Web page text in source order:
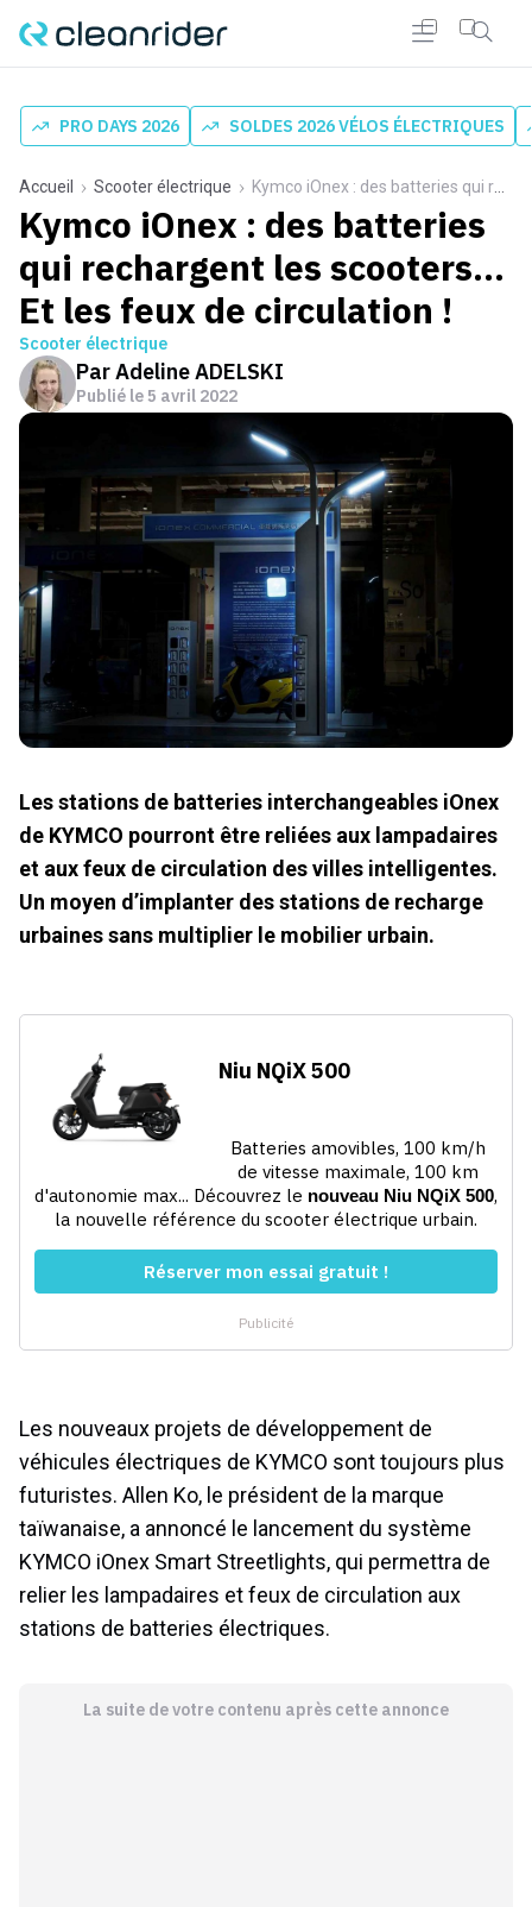
PRO DAYS 2026 SOLDES 2026 VÉLOS ÉLECTRIQUES
Accueil Scooter électrique Kymco iOnex : des batteries qui rechargent les scooters… Et les feux de circulation !
Kymco iOnex : des batteries
qui rechargent les scooters…
Et les feux de circulation !
Scooter électrique
ParAdeline ADELSKI
Publié le 5 avril 2022
Les stations de batteries interchangeables iOnex
de KYMCO pourront être reliées aux lampadaires
et aux feux de circulation des villes intelligentes.
Un moyen d’implanter des stations de recharge
urbaines sans multiplier le mobilier urbain.
Les nouveaux projets de développement de
véhicules électriques de KYMCO sont toujours plus
futuristes. Allen Ko, le président de la marque
taïwanaise, a annoncé le lancement du système
KYMCO iOnex Smart Streetlights, qui permettra de
relier les lampadaires et feux de circulation aux
stations de batteries électriques.
La suite de votre contenu après cette annonce